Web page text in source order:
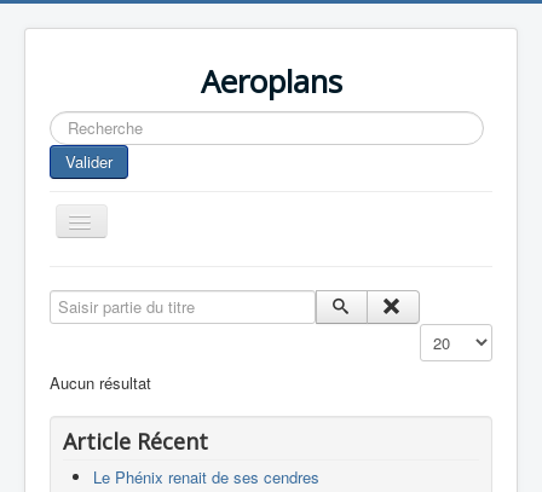
Aeroplans
Rechercher
Valider
Toggle
Navigation
Aviation Commerciale
Europespace
Drones
Saisir partie du titre
Affichage #
Aucun résultat
Article Récent
Le Phénix renait de ses cendres